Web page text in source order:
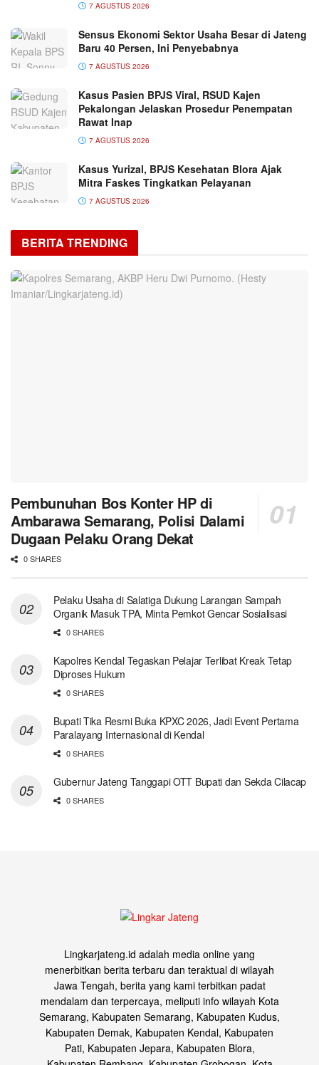
7 AGUSTUS 2026
Sensus Ekonomi Sektor Usaha Besar di Jateng
Baru 40 Persen, Ini Penyebabnya
7 AGUSTUS 2026
Kasus Pasien BPJS Viral, RSUD Kajen
Pekalongan Jelaskan Prosedur Penempatan
Rawat Inap
7 AGUSTUS 2026
Kasus Yurizal, BPJS Kesehatan Blora Ajak
Mitra Faskes Tingkatkan Pelayanan
7 AGUSTUS 2026
BERITA TRENDING
Pembunuhan Bos Konter HP di
Ambarawa Semarang, Polisi Dalami
Dugaan Pelaku Orang Dekat
0 SHARES
Pelaku Usaha di Salatiga Dukung Larangan Sampah
Organik Masuk TPA, Minta Pemkot Gencar Sosialisasi
0 SHARES
Kapolres Kendal Tegaskan Pelajar Terlibat Kreak Tetap
Diproses Hukum
0 SHARES
Bupati Tika Resmi Buka KPXC 2026, Jadi Event Pertama
Paralayang Internasional di Kendal
0 SHARES
Gubernur Jateng Tanggapi OTT Bupati dan Sekda Cilacap
0 SHARES
Lingkarjateng.id adalah media online yang
menerbitkan berita terbaru dan teraktual di wilayah
Jawa Tengah, berita yang kami terbitkan padat
mendalam dan terpercaya, meliputi info wilayah Kota
Semarang, Kabupaten Semarang, Kabupaten Kudus,
Kabupaten Demak, Kabupaten Kendal, Kabupaten
Pati, Kabupaten Jepara, Kabupaten Blora,